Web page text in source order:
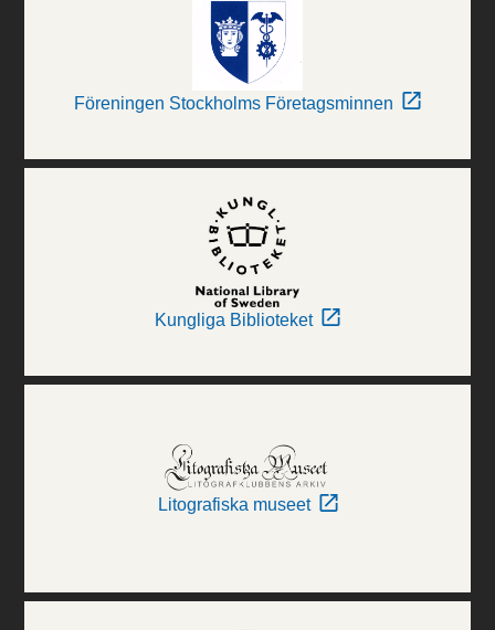
Föreningen Stockholms Företagsminnen
Kungliga Biblioteket
Litografiska museet